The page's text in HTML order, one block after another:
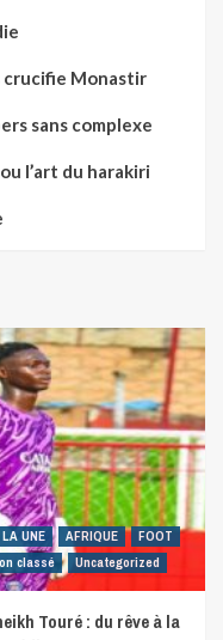
crucifie Monastir
sans complexe
l’art du harakiri
UNE AFRIQUE
FOOT
classé
Uncategorized
Touré : du rêve à la